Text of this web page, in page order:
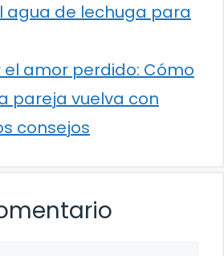
agua de lechuga para
el amor perdido: Cómo
pareja vuelva con
consejos